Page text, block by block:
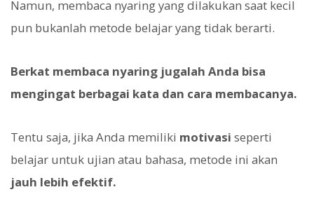
Namun, membaca nyaring yang dilakukan saat kecil
pun bukanlah metode belajar yang tidak berarti.
Berkat membaca nyaring jugalah Anda bisa
mengingat berbagai kata dan cara membacanya.
Tentu saja, jika Anda memiliki motivasi seperti
belajar untuk ujian atau bahasa, metode ini akan
jauh lebih efektif.